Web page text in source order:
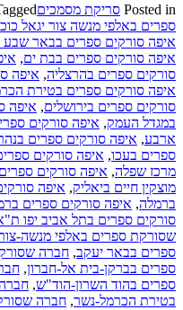
Posted in סריקת מסמכים
ספרים באלפי מנשה צור יגאל
איפה סורקים ספרים בבאר
איפה סורקים ספרים בבת ים,
סורקים ספרים בהרצליה, איפה
איפה סורקים ספרים בטירת
סורקים ספרים בירושלים, איפה
במגדל העמק, איפה סורקים
ארבע, איפה סורקים ספרים
ספרים בעכו, איפה סורקים
מרכז שפלה, איפה סורקים ספרים
מוצקין חיים ביאליק, איפה
ברמלה, איפה סורקים ספרים
סורקים ספרים בתל אביב יפו
שסורקת ספרים באלפי מנשה-צור
ספרים בבאר יעקב, חברה
ספרים בברקן-בית אל-חברון,
ספרים בהוד השרון-הוד"ש,
בטירת הכרמל-נשר, חברה